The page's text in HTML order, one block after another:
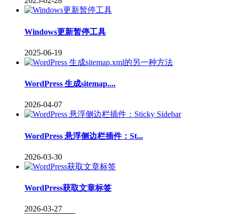
Windows更新暂停工具
2025-06-19
WordPress 生成sitemap....
2026-04-07
WordPress 悬浮侧边栏插件：St...
2026-03-30
WordPress获取文章标签
2026-03-27